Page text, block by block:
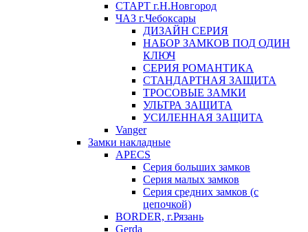
СТАРТ г.Н.Новгород
ЧАЗ г.Чебоксары
ДИЗАЙН СЕРИЯ
НАБОР ЗАМКОВ ПОД ОДИН
КЛЮЧ
СЕРИЯ РОМАНТИКА
СТАНДАРТНАЯ ЗАЩИТА
ТРОСОВЫЕ ЗАМКИ
УЛЬТРА ЗАЩИТА
УСИЛЕННАЯ ЗАЩИТА
Vanger
Замки накладные
APECS
Серия больших замков
Серия малых замков
Серия средних замков (с
цепочкой)
BORDER, г.Рязань
Gerda